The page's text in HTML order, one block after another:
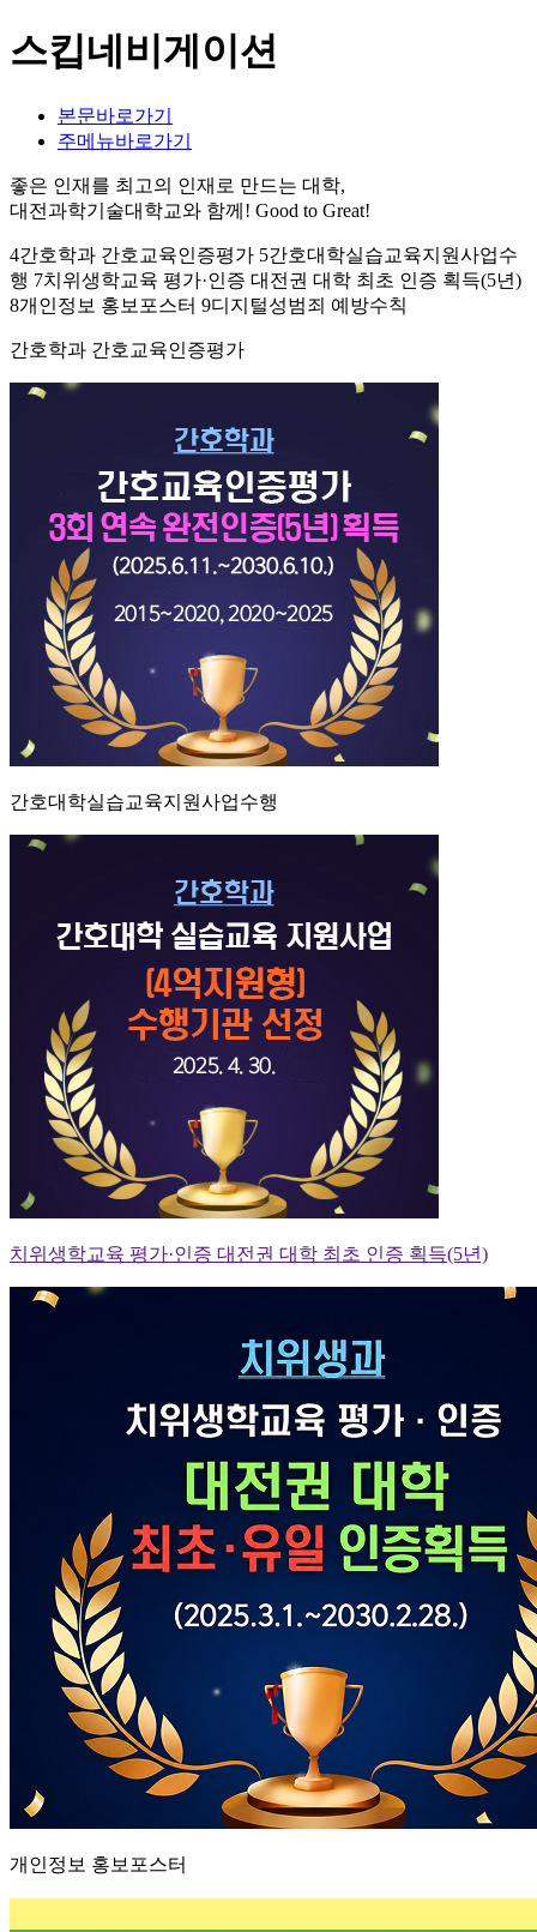
스킵네비게이션
본문바로가기
주메뉴바로가기
좋은 인재를 최고의 인재로 만드는 대학,
대전과학기술대학교와 함께! Good to Great!
4간호학과 간호교육인증평가 5간호대학실습교육지원사업수
행 7치위생학교육 평가·인증 대전권 대학 최초 인증 획득(5년)
8개인정보 홍보포스터 9디지털성범죄 예방수칙
간호학과 간호교육인증평가
간호대학실습교육지원사업수행
치위생학교육 평가·인증 대전권 대학 최초 인증 획득(5년)
개인정보 홍보포스터